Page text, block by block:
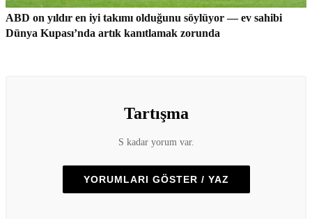
ABD on yıldır en iyi takımı olduğunu söylüyor — ev sahibi
Dünya Kupası’nda artık kanıtlamak zorunda
Tartışma
S kadar yorum var.
YORUMLARI GÖSTER / YAZ